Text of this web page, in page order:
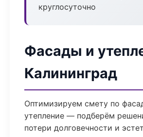
круглосуточно
Фасады и
Калининград
Оптимизируем смету по
утепление — подберём
потери долговечности и